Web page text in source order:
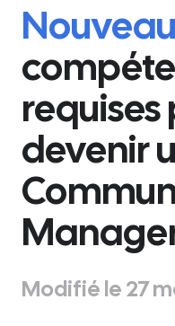
requises
devenir
Modifié le 27